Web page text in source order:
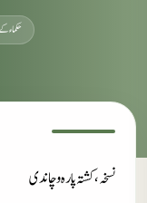
حکماء
نسخہ، کشتہ پارہ و چاندی